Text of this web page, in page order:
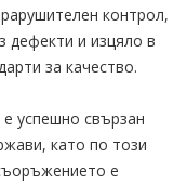
контрол,
дефекти и изцяло в
за качество.
успешно свързан
като по този
е